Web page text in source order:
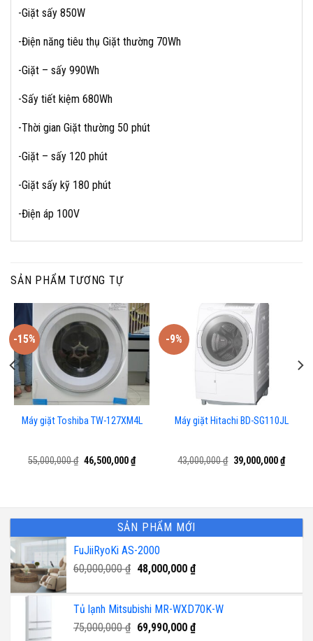
-Giặt sấy 850W
-Điện năng tiêu thụ Giặt thường 70Wh
-Giặt – sấy 990Wh
-Sấy tiết kiệm 680Wh
-Thời gian Giặt thường 50 phút
-Giặt – sấy 120 phút
-Giặt sấy kỹ 180 phút
-Điện áp 100V
SẢN PHẨM TƯƠNG TỰ
-15%
Máy giặt Toshiba TW-127XM4L
55,000,000₫ Giá
gốc
46,500,000₫Giá
hiện
-9%
Máy giặt Hitachi BD-SG110JL
43,000,000₫ Giá
gốc
39,000,000₫Giá
hiện
SẢN PHẨM MỚI
FuJiiRyoKi AS-2000
60,000,000₫ Giá
là:
60,000,000 ₫.
48,000,000 ₫Giá
tại
là:
48,000,000 ₫.
Tủ lạnh Mitsubishi MR-WXD70K-W
75,000,000₫ Giá
69,990,000 ₫Giá